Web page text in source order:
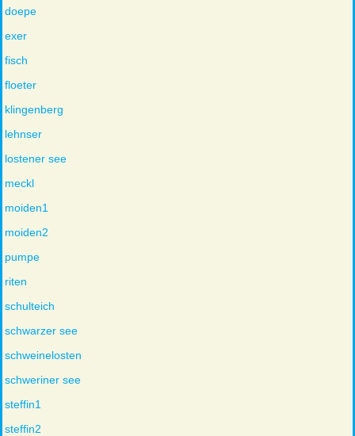
doepe
exer
fisch
floeter
klingenberg
lehnser
lostener see
meckl
moiden1
moiden2
pumpe
riten
schulteich
schwarzer see
schweinelosten
schweriner see
steffin1
steffin2